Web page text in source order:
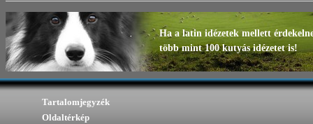
Ha a latin idézetek mellett
több mint 100 kutyás idézetet is!
Tartalomjegyzék
Oldaltérkép